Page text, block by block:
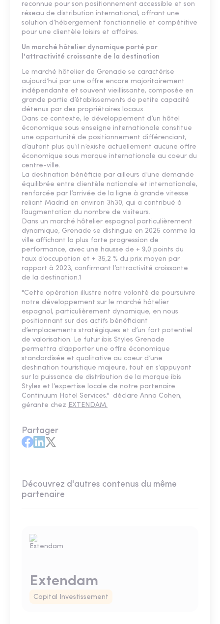
reconnue pour son positionnement accessible et son
réseau de distribution international, offrant une
solution d’hébergement fonctionnelle et compétitive
pour une clientèle loisirs et affaires.
Un marché hôtelier dynamique porté par
l'attractivité croissante de la destination
Le marché hôtelier de Grenade se caractérise
aujourd’hui par une offre encore majoritairement
indépendante et souvent vieillissante, composée en
grande partie d’établissements de petite capacité
détenus par des propriétaires locaux.
Dans ce contexte, le développement d’un hôtel
économique sous enseigne internationale constitue
une opportunité de positionnement différenciant,
d’autant plus qu’il n’existe actuellement aucune offre
économique sous marque internationale au coeur du
centre-ville.
La destination bénéficie par ailleurs d’une demande
équilibrée entre clientèle nationale et internationale,
renforcée par l’arrivée de la ligne à grande vitesse
reliant Madrid en environ 3h30, qui a contribué à
l’augmentation du nombre de visiteurs.
Dans un marché hôtelier espagnol particulièrement
dynamique, Grenade se distingue en 2025 comme la
ville affichant la plus forte progression de
performance, avec une hausse de + 9,0 points du
taux d’occupation et + 35,2 % du prix moyen par
rapport à 2023, confirmant l’attractivité croissante
de la destination.1
"Cette opération illustre notre volonté de poursuivre
notre développement sur le marché hôtelier
espagnol, particulièrement dynamique, en nous
positionnant sur des actifs bénéficiant
d’emplacements stratégiques et d’un fort potentiel
de valorisation. Le futur ibis Styles Grenade
permettra d’apporter une offre économique
standardisée et qualitative au coeur d’une
destination touristique majeure, tout en s’appuyant
sur la puissance de distribution de la marque ibis
Styles et l’expertise locale de notre partenaire
Continuum Hotel Services." déclare Anna Cohen,
gérante chez EXTENDAM.
Partager
Découvrez d'autres contenus du même
partenaire
Extendam
Capital Investissement